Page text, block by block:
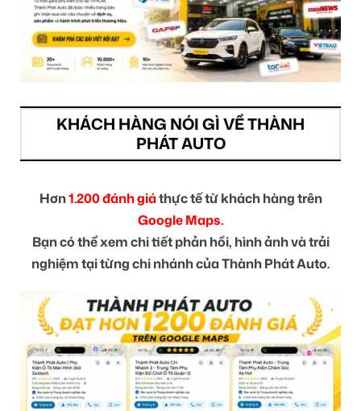
KHÁCH HÀNG NÓI GÌ VỀ THÀNH
PHÁT AUTO
Hơn1.200 đánh giáthực tế từ khách hàng trên
Google Maps.
Bạn có thể xem chi tiết phản hồi, hình ảnh và trải
nghiệm tại từng chi nhánh của Thành Phát Auto.